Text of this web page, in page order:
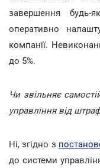
завершення будь-
оперативно
компанії.
до 5%.
Чи звільняє
управління від
Ні, згідно з
до системи